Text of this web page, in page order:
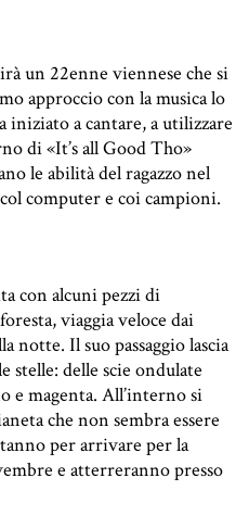
un 22enne viennese che si
approccio con la musica lo
a cantare, a utilizzare
di «It’s all Good Tho»
le abilità del ragazzo nel
computer e coi campioni.
con alcuni pezzi di
viaggia veloce dai
notte. Il suo passaggio lascia
stelle: delle scie ondulate
e magenta. All’interno si
che non sembra essere
per arrivare per la
e atterreranno presso